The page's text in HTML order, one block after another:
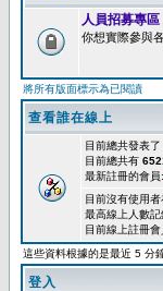
人員招募專區
你想實際參與
將所有版面標示為已閱讀
查看誰在線上
目前總共發表了
目前總共有
最新註冊的會員:
目前沒有使用
最高線上人數記
目前線上註冊
這些資料根據的是最近 5 分
登入